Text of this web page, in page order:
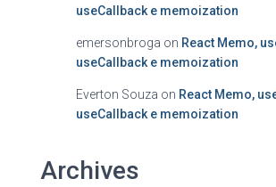
useCallback e memoization
emersonbroga on React Memo,
useCallback e memoization
Everton Souza on React Memo,
useCallback e memoization
Archives